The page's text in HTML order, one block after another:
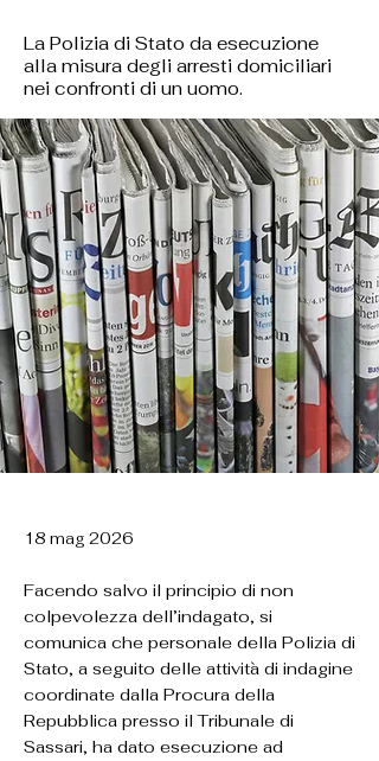
La Polizia di Stato da esecuzione
alla misura degli arresti domiciliari
nei confronti di un uomo.
18 mag 2026
Facendo salvo il principio di non
colpevolezza dell’indagato, si
comunica che personale della Polizia di
Stato, a seguito delle attività di indagine
coordinate dalla Procura della
Repubblica presso il Tribunale di
Sassari, ha dato esecuzione ad